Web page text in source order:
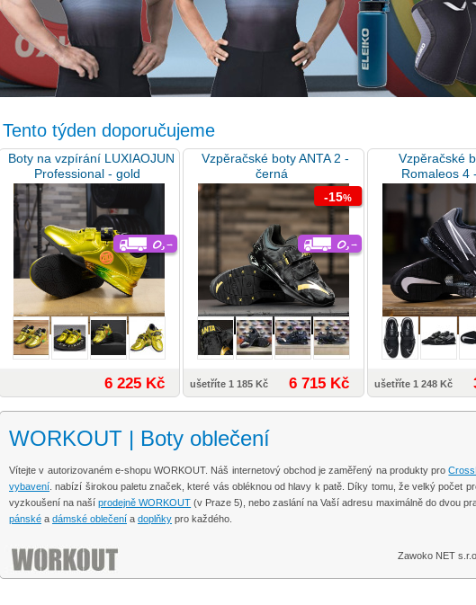
Tento týden doporučujeme
Boty na vzpírání LUXIAOJUN
Professional - gold
6 225 Kč
-15%
Vzpěračské boty ANTA 2 -
černá
ušetříte 1 185 Kč 6 715 Kč
Vzpěračské
Romaleos 4
ušetříte 1 248 Kč
WORKOUT | Boty oblečení
Vítejte v autorizovaném e-shopu WORKOUT. Náš internetový obchod je zaměřený na produkty pro
vybavení . nabízí širokou paletu značek, které vás obléknou od hlavy k patě. Díky tomu, že velký počet
vyzkoušení na našíprodejně WORKOUT (v Praze 5), nebo zaslání na Vaší adresu maximálně do dvou
pánské a dámské oblečení a doplňky pro každého.
Zawoko NET